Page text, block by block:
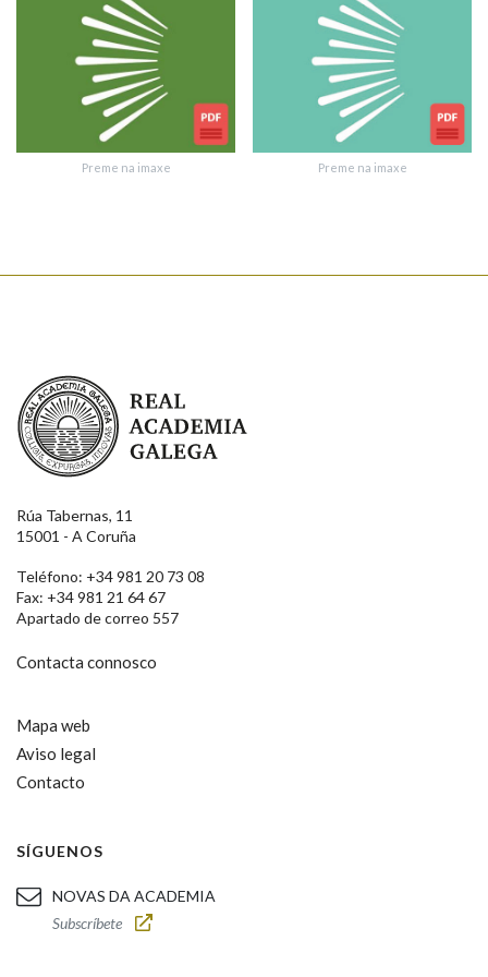
Texto de verificación
Preme na imaxe Preme na imaxe
Real Academia Galega
Rúa Tabernas, 11
15001 - A Coruña
Teléfono: +34 981 20 73 08
Fax: +34 981 21 64 67
Apartado de correo 557
Contacta connosco
Mapa web
Aviso legal
Contacto
SÍGUENOS
NOVAS DA ACADEMIA
Subscríbete